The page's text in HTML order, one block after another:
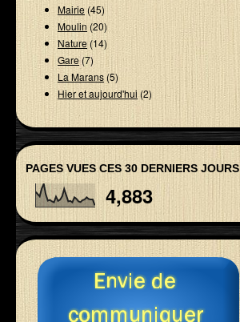
Mairie(45)
Moulin(20)
Nature(14)
Gare (7)
La Marans(5)
Hier et aujourd'hui (2)
PAGES VUES CES 30 DERNIERS JOURS
4,883